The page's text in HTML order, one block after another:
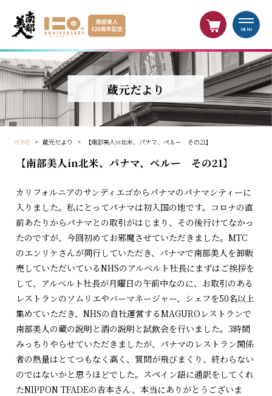
MENU
蔵元だより
HOME > 蔵元だより > 【南部美人in北米、パナマ、ペルー その21】
【南部美人in北米、パナマ、ペルー その21】
カリフォルニアのサンディエゴからパナマのパナマシティーに
入りました。私にとってパナマは初入国の地です。コロナの直
前あたりからパナマとの取引がはじまり、その後行けてなかっ
たのですが、今回初めてお邪魔させていただきました。MTC
のエンリケさんが同行していただき、パナマで南部美人を卸販
売していただいているNHSのアルベルト社長にまずはご挨拶を
して、アルベルト社長が月曜日の午前中なのに、お取引のある
レストランのソムリエやバーマネージャー、シェフを50名以上
集めていただき、NHSの自社運営するMAGUROレストランで
南部美人の蔵の説明と酒の説明と試飲会を行いました。3時間
みっちりやらせていただきましたが、パナマのレストラン関係
者の熱量はとてつもなく高く、質問が飛びまくり、終わらない
のではないかと思うほどでした。スペイン語に通訳をしてくれ
たNIPPON TFADEの𠮷本さん、本当にありがとうございま